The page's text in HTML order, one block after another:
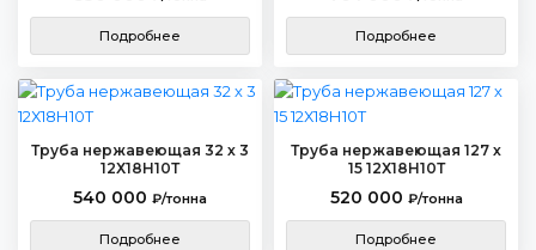
Подробнее Подробнее
Труба нержавеющая 32 х 3
12Х18Н10Т
540 000 ₽/тонна
Подробнее
Труба нержавеющая 127 х
15 12Х18Н10Т
520 000 ₽/тонна
Подробнее